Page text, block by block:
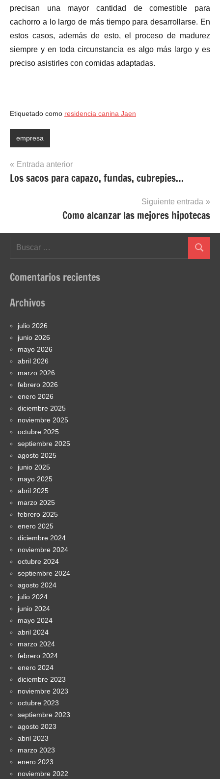
precisan una mayor cantidad de comestible para
cachorro a lo largo de más tiempo para desarrollarse. En
estos casos, además de esto, el proceso de madurez
siempre y en toda circunstancia es algo más largo y es
preciso asistirles con comidas adaptadas.
Etiquetado como residencia canina Jaen
empresa
Navegación
de
Entrada anterior
Los sacos para capazo, fundas, cubrepies…
Siguiente entrada
Como alcanzar las mejores hipotecas
Buscar
Comentarios recientes
Archivos
julio 2026
junio 2026
mayo 2026
abril 2026
marzo 2026
febrero 2026
enero 2026
diciembre 2025
noviembre 2025
octubre 2025
septiembre 2025
agosto 2025
junio 2025
mayo 2025
abril 2025
marzo 2025
febrero 2025
enero 2025
diciembre 2024
noviembre 2024
octubre 2024
septiembre 2024
agosto 2024
julio 2024
junio 2024
mayo 2024
abril 2024
marzo 2024
febrero 2024
enero 2024
diciembre 2023
noviembre 2023
octubre 2023
septiembre 2023
agosto 2023
abril 2023
marzo 2023
enero 2023
noviembre 2022